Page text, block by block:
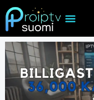
Skip
to
content